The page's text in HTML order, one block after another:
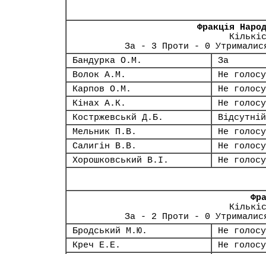
Фракція
За - 3 Проти - 0
Бандурка О.М.
За
Волок А.М.
Не
Карпов О.М.
Не
Кінах А.К.
Не
Костржевськй Д.Б.
Відсутній
Мельник П.В.
Не
Салигін В.В.
Не
Хорошковський В.І.
Не
За - 2 Проти - 0
Бродський М.Ю.
Не
Креч Е.Е.
Не